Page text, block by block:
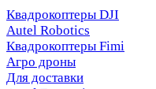
Квадрокоптеры DJI
Autel Robotics
Квадрокоптеры Fimi
Агро дроны
Для доставки